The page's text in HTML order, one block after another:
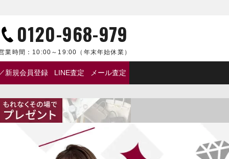
0120-968-979
業時間： 10:00～19:00 （年末年始休業）
新規会員登録 LINE査定 メール査定